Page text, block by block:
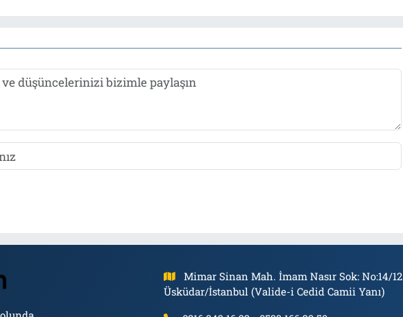
Mimar Sinan Mah. İmam Nasır Sok: No:14/12
Üsküdar/İstanbul (Valide-i Cedid Camii Yanı)